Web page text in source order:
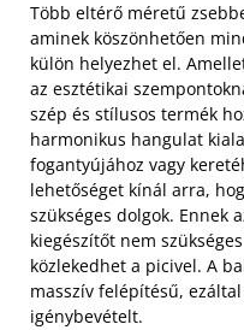
Több eltérő méretű
aminek köszönhetően
külön helyezhet el.
az esztétikai
szép és stílusos termék
harmonikus hangulat
fogantyújához vagy
lehetőséget kínál arra,
szükséges dolgok. Ennek
kiegészítőt nem
közlekedhet a picivel. A
masszív felépítésű,
igénybevételt.